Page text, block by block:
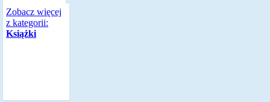
Zobacz więcej
z kategorii:
Książki